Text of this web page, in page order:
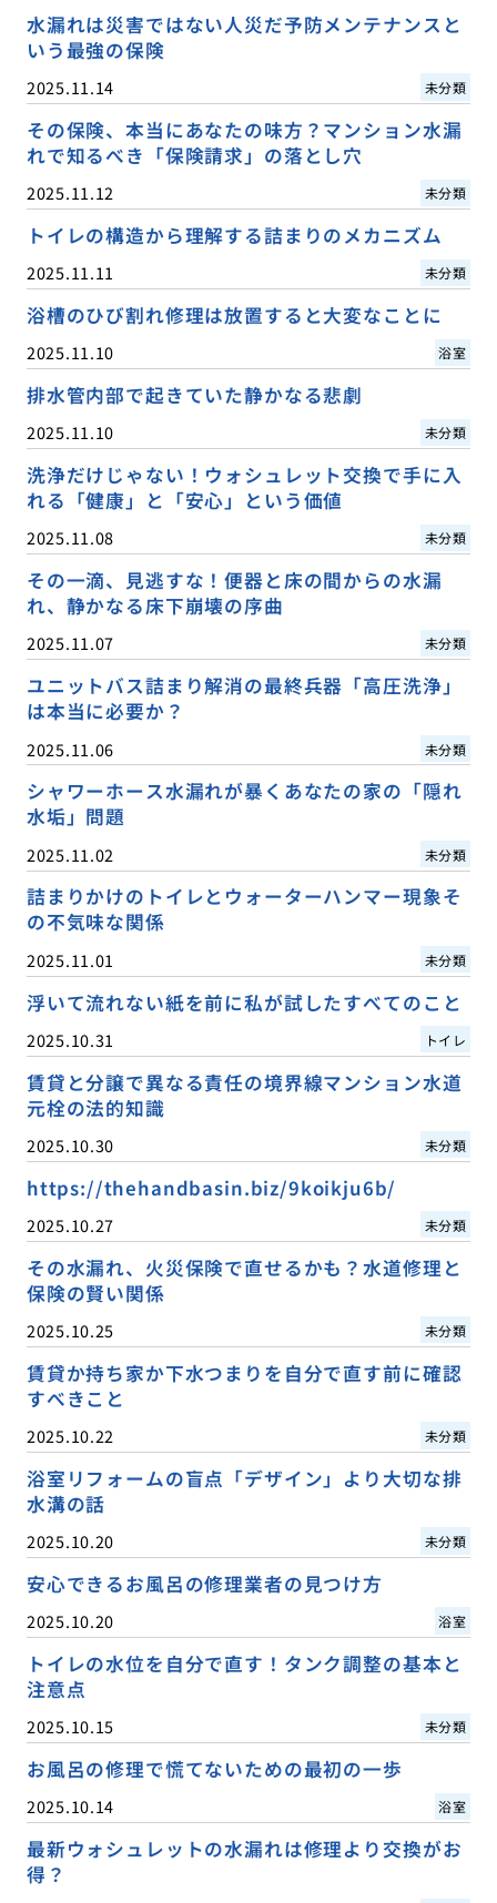
水漏れは災害ではない人災だ予防メンテナンスと
いう最強の保険
2025.11.14 未分類
その保険、本当にあなたの味方？マンション水漏
れで知るべき「保険請求」の落とし穴
2025.11.12 未分類
トイレの構造から理解する詰まりのメカニズム
2025.11.11 未分類
浴槽のひび割れ修理は放置すると大変なことに
2025.11.10 浴室
排水管内部で起きていた静かなる悲劇
2025.11.10 未分類
洗浄だけじゃない！ウォシュレット交換で手に入
れる「健康」と「安心」という価値
2025.11.08 未分類
その一滴、見逃すな！便器と床の間からの水漏
れ、静かなる床下崩壊の序曲
2025.11.07 未分類
ユニットバス詰まり解消の最終兵器「高圧洗浄」
は本当に必要か？
2025.11.06 未分類
シャワーホース水漏れが暴くあなたの家の「隠れ
水垢」問題
2025.11.02 未分類
詰まりかけのトイレとウォーターハンマー現象そ
の不気味な関係
2025.11.01 未分類
浮いて流れない紙を前に私が試したすべてのこと
2025.10.31 トイレ
賃貸と分譲で異なる責任の境界線マンション水道
元栓の法的知識
2025.10.30 未分類
https://thehandbasin.biz/9koikju6b/
2025.10.27 未分類
その水漏れ、火災保険で直せるかも？水道修理と
保険の賢い関係
2025.10.25 未分類
賃貸か持ち家か下水つまりを自分で直す前に確認
すべきこと
2025.10.22 未分類
浴室リフォームの盲点「デザイン」より大切な排
水溝の話
2025.10.20 未分類
安心できるお風呂の修理業者の見つけ方
2025.10.20 浴室
トイレの水位を自分で直す！タンク調整の基本と
注意点
2025.10.15 未分類
お風呂の修理で慌てないための最初の一歩
2025.10.14 浴室
最新ウォシュレットの水漏れは修理より交換がお
得？